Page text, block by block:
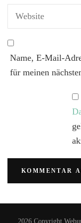
Name, E-Mail-
für meinen
2026 Copyright